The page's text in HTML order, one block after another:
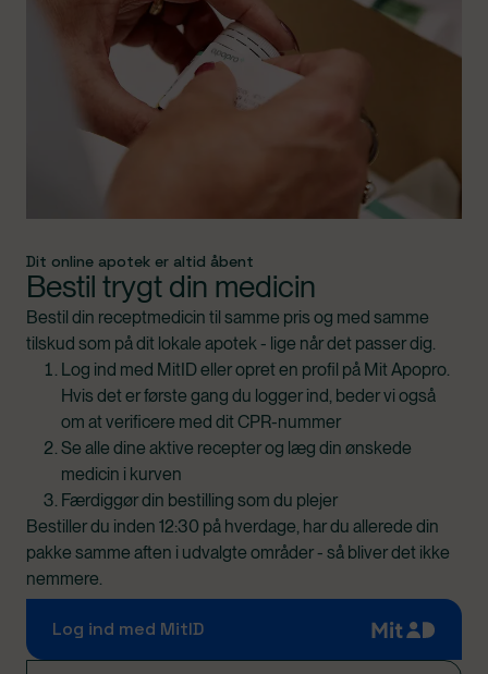
Dit online apotek er altid åbent
Bestil trygt din medicin
Bestil din receptmedicin til samme pris og med samme
tilskud som på dit lokale apotek - lige når det passer dig.
Log ind med MitID eller opret en profil på Mit Apopro.
Hvis det er første gang du logger ind, beder vi også
om at verificere med dit CPR-nummer
Se alle dine aktive recepter og læg din ønskede
medicin i kurven
Færdiggør din bestilling som du plejer
Bestiller du inden 12:30 på hverdage, har du allerede din
pakke samme aften i udvalgte områder - så bliver det ikke
nemmere.
Log ind med MitID